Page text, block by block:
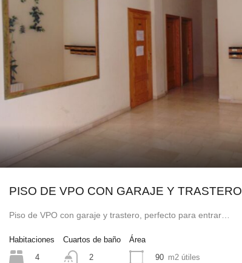
PISO DE VPO CON GARAJE Y TRASTERO
Piso de VPO con garaje y trastero, perfecto para entrar…
Habitaciones
4
Cuartos de baño
2
Área
90 m2 útiles